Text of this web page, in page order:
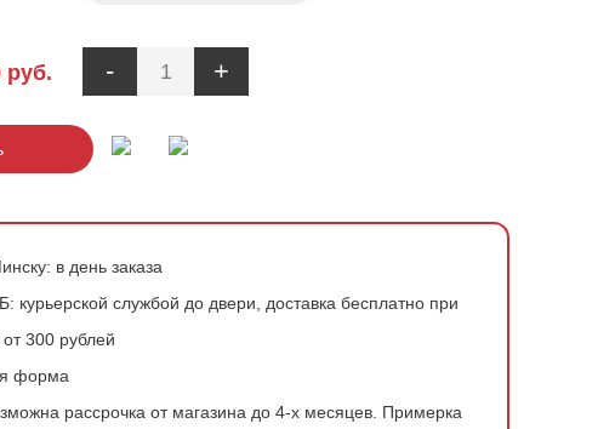
руб. - +
в день заказа
курьерской службой до двери, доставка бесплатно при
от 300 рублей
форма
рассрочка от магазина до 4-х месяцев. Примерка